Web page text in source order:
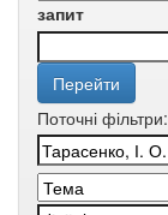
запит
Поточні фільтри: